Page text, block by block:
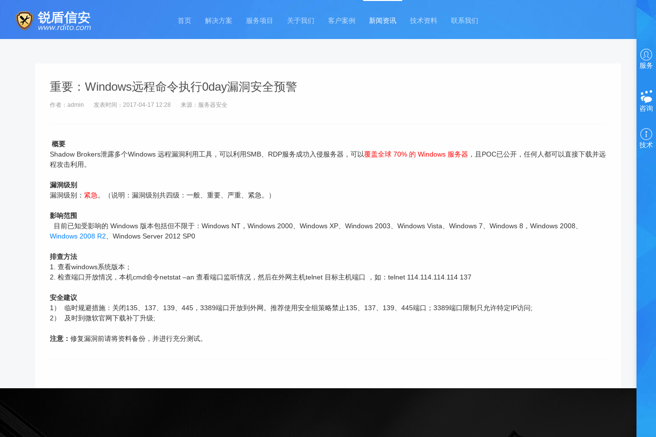
首页 解决方案 服务项目 关于我们 客户案例 新闻资讯 技术资料 联系我们
服务
咨询
技术
重要：Windows远程命令执行0day漏洞安全预警
作者：admin 发表时间：2017-04-17 12:28 来源：服务器安全
概要
Shadow Brokers泄露多个Windows 远程漏洞利用工具，可以利用SMB、RDP服务成功入侵服务器，可以覆盖全球 70% 的 Windows 服务器 ，且POC已公开，任何人都可以直接下载并远
程攻击利用。
漏洞级别
漏洞级别： 紧急 。（说明：漏洞级别共四级：一般、重要、严重、紧急。）
影响范围
目前已知受影响的 Windows 版本包括但不限于：Windows NT，Windows 2000、Windows XP、Windows 2003、Windows Vista、Windows 7、Windows 8，Windows 2008、
Windows 2008 R2 、Windows Server 2012 SP0
排查方法
1. 查看windows系统版本；
2. 检查端口开放情况，本机cmd命令netstat –an 查看端口监听情况，然后在外网主机telnet 目标主机端口 ，如：telnet 114.114.114.114 137
安全建议
1） 临时规避措施：关闭135、137、139、445，3389端口开放到外网。推荐使用安全组策略禁止135、137、139、445端口；3389端口限制只允许特定IP访问;
2） 及时到微软官网下载补丁升级;
注意： 修复漏洞前请将资料备份，并进行充分测试。